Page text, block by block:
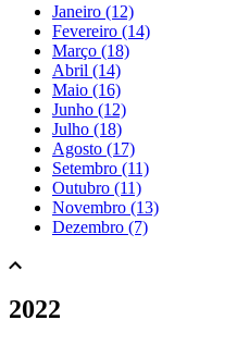
Janeiro (12)
Fevereiro (14)
Março (18)
Abril (14)
Maio (16)
Junho (12)
Julho (18)
Agosto (17)
Setembro (11)
Outubro (11)
Novembro (13)
Dezembro (7)
2022